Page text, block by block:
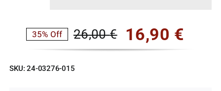
26,00€
Original
price
16,90 €
Η
τρέχουσα
35% Off
SKU:24-03276-015